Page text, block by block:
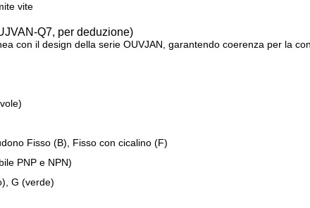
vite
Q7, per deduzione)
con il design della serie OUVJAN, garantendo coerenza per la
Fisso (B), Fisso con cicalino (F)
PNP e NPN)
G (verde)